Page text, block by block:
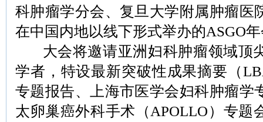
科肿瘤学分会、复旦大学附属肿瘤医
在中国内地以线下形式举办的ASGO
大会将邀请亚洲妇科肿瘤领域顶
学者，特设最新突破性成果摘要（
专题报告、上海市医学会妇科肿瘤学
太卵巢癌外科手术（APOLLO）专题